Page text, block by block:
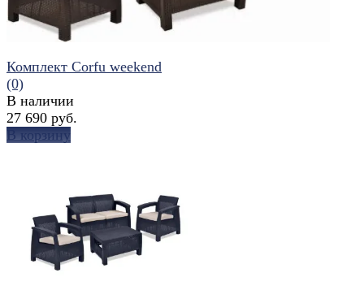
избранное сравнить
Комплект Corfu weekend
(0)
В наличии
27 690 руб.
В корзину